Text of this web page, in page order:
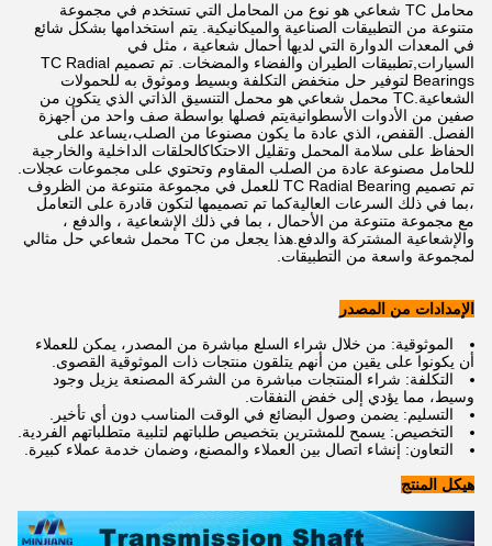
محامل TC شعاعي هو نوع من المحامل التي تستخدم في مجموعة
متنوعة من التطبيقات الصناعية والميكانيكية. يتم استخدامها بشكل شائع
في المعدات الدوارة التي لديها أحمال شعاعية ، مثل في
السيارات,تطبيقات الطيران والفضاء والمضخات. تم تصميم TC Radial
Bearings لتوفير حل منخفض التكلفة وبسيط وموثوق به للحمولات
الشعاعية.TC محمل شعاعي هو محمل التنسيق الذاتي الذي يتكون من
صفين من الأدوات الأسطوانيةيتم فصلها بواسطة صف واحد من أجهزة
الفصل. القفص، الذي عادة ما يكون مصنوعا من الصلب،يساعد على
الحفاظ على سلامة المحمل وتقليل الاحتكاكالحلقات الداخلية والخارجية
للحامل مصنوعة عادة من الصلب المقاوم وتحتوي على مجموعات عجلات.
تم تصميم TC Radial Bearing للعمل في مجموعة متنوعة من الظروف
،بما في ذلك السرعات العاليةكما تم تصميمها لتكون قادرة على التعامل
مع مجموعة متنوعة من الأحمال ، بما في ذلك الإشعاعية ، والدفع ،
والإشعاعية المشتركة والدفع.هذا يجعل من TC محمل شعاعي حل مثالي
لمجموعة واسعة من التطبيقات.
الإمدادات من المصدر
الموثوقية: من خلال شراء السلع مباشرة من المصدر، يمكن للعملاء
أن يكونوا على يقين من أنهم يتلقون منتجات ذات الموثوقية القصوى.
التكلفة: شراء المنتجات مباشرة من الشركة المصنعة يزيل وجود
وسيط، مما يؤدي إلى خفض النفقات.
التسليم: يضمن وصول البضائع في الوقت المناسب دون أي تأخير.
التخصيص: يسمح للمشترين بتخصيص طلباتهم لتلبية متطلباتهم الفردية.
التعاون: إنشاء اتصال بين العملاء والمصنع، وضمان خدمة عملاء كبيرة.
هيكل المنتج